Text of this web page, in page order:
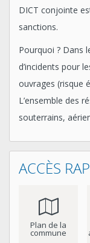
DICT conjointe
sanctions.
Pourquoi ? Dans
d’incidents pour
ouvrages (risque
L’ensemble des
souterrains,
ACCÈS
Plan de la
commune